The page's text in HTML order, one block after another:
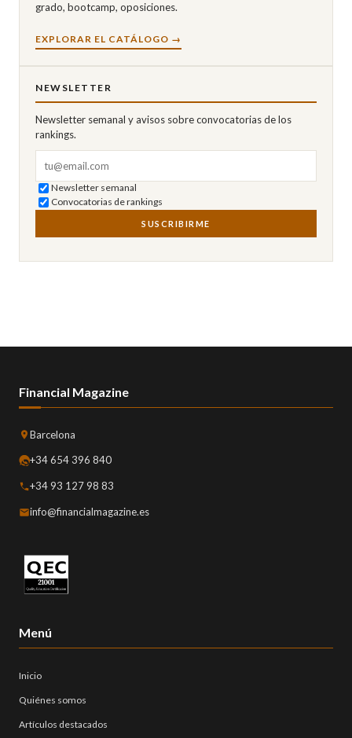
grado, bootcamp, oposiciones.
EXPLORAR EL CATÁLOGO →
NEWSLETTER
Newsletter semanal y avisos sobre convocatorias de los
rankings.
Newsletter semanal
Convocatorias de rankings
SUSCRIBIRME
Financial Magazine
Barcelona
+34 654 396 840
+34 93 127 98 83
info@financialmagazine.es
Menú
Inicio
Quiénes somos
Artículos destacados